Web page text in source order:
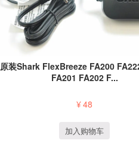
原装Shark FlexBreeze FA200
FA201 FA202 F...
¥48
加入购物车